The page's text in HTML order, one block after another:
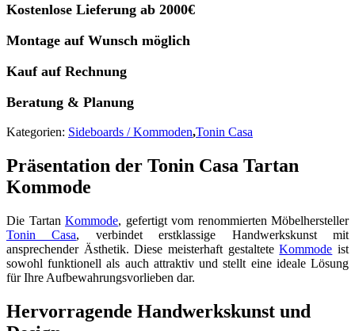
Kostenlose Lieferung ab 2000€
Montage auf Wunsch möglich
Kauf auf Rechnung
Beratung & Planung
Kategorien: Sideboards / Kommoden,Tonin Casa
Präsentation der Tonin Casa Tartan
Kommode
Die Tartan Kommode, gefertigt vom renommierten Möbelhersteller
Tonin Casa, verbindet erstklassige Handwerkskunst mit
ansprechender Ästhetik. Diese meisterhaft gestalteteKommode ist
sowohl funktionell als auch attraktiv und stellt eine ideale Lösung
für Ihre Aufbewahrungsvorlieben dar.
Hervorragende Handwerkskunst und